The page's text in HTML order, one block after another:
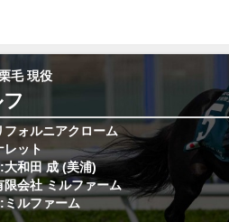
毛 現役
フォルニアクローム
レット
大和田 成 (美浦)
限会社 ミルファーム
ミルファーム